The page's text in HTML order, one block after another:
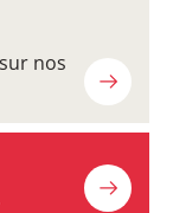
nos